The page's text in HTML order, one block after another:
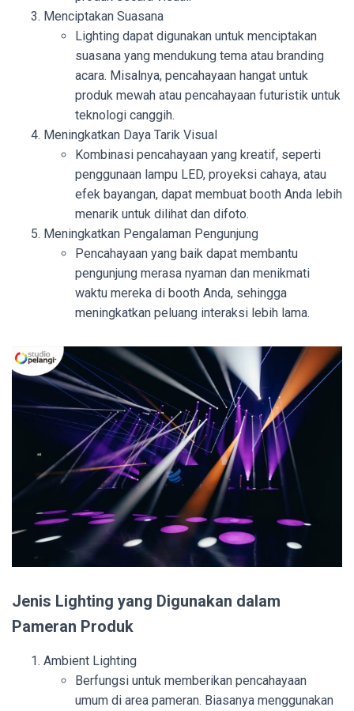
Menciptakan Suasana
Lighting dapat digunakan untuk menciptakan
suasana yang mendukung tema atau branding
acara. Misalnya, pencahayaan hangat untuk
produk mewah atau pencahayaan futuristik untuk
teknologi canggih.
Meningkatkan Daya Tarik Visual
Kombinasi pencahayaan yang kreatif, seperti
penggunaan lampu LED, proyeksi cahaya, atau
efek bayangan, dapat membuat booth Anda lebih
menarik untuk dilihat dan difoto.
Meningkatkan Pengalaman Pengunjung
Pencahayaan yang baik dapat membantu
pengunjung merasa nyaman dan menikmati
waktu mereka di booth Anda, sehingga
meningkatkan peluang interaksi lebih lama.
Jenis Lighting yang Digunakan dalam
Pameran Produk
Ambient Lighting
Berfungsi untuk memberikan pencahayaan
umum di area pameran. Biasanya menggunakan